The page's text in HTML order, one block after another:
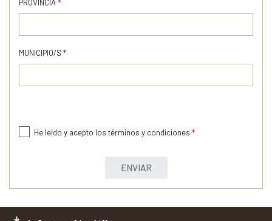
PROVINCIA *
MUNICIPIO/S *
He leído y acepto los términos y condiciones *
ENVIAR